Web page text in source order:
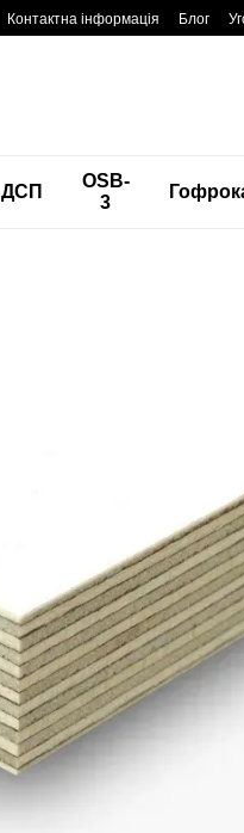
Контактна інформація Блог
ДСП
OSB-
3